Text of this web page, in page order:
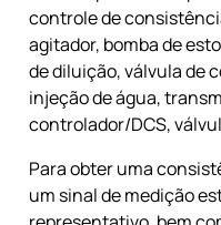
controle de
agitador, bomba de
de diluição, válvula de
injeção de água,
controlador/DCS,
Para obter uma
um sinal de medição